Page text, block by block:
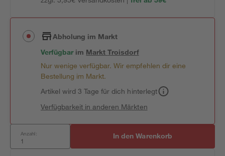
Abholung im Markt
Verfügbar im MarktTroisdorf
Nur wenige verfügbar. Wir empfehlen dir eine
Bestellung im Markt.
Artikel wird 3 Tage für dich hinterlegt
Verfügbarkeit in anderen Märkten
Anzahl: In den Warenkorb